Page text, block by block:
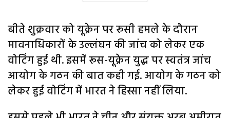
बीते शुक्रवार को यूक्रेन पर रूसी हमले के दौरान
मावनाधिकारों के उल्लंघन की जांच को लेकर एक
वोटिंग हुई थी. इसमें रूस-यूक्रेन युद्ध पर स्वतंत्र जांच
आयोग के गठन की बात कही गई. आयोग के गठन को
लेकर हुई वोटिंग में भारत ने हिस्सा नहीं लिया.